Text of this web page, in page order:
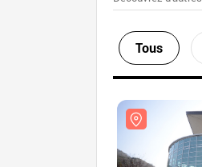
Tous